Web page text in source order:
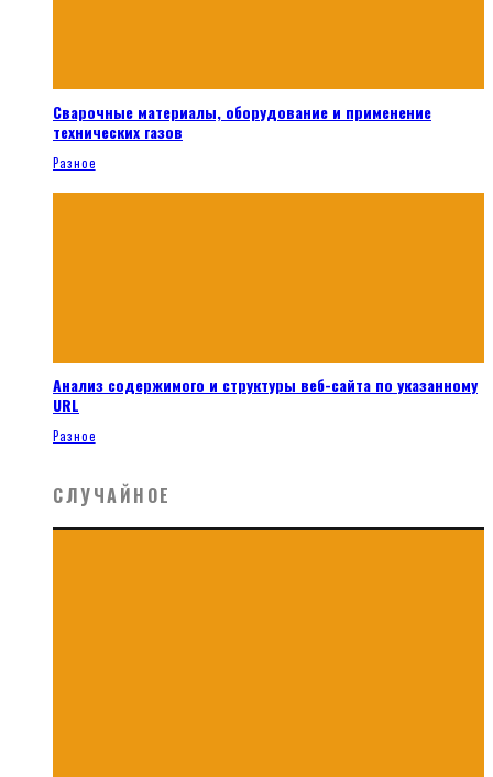
Сварочные материалы, оборудование и применение
технических газов
Разное
Анализ содержимого и структуры веб-сайта по указанному
URL
Разное
СЛУЧАЙНОЕ